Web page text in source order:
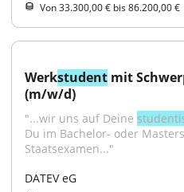
Von 33.300,00 € bis 86.200,00 €
Werkstudent mit
(m/w/d)
"...wir uns auf Deine
Du im Bachelor- oder
Staatsexamen..."
DATEV eG